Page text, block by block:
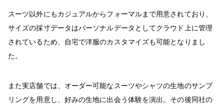
スーツ以外にもカジュアルからフォーマルまで用意されており、
サイズの採寸データはパーソナルデータとしてクラウド上に管理
されているため、自宅で洋服のカスタマイズも可能となりまし
た。
また実店舗では、オーダー可能なスーツやシャツの生地のサンプ
リングを用意し、好みの生地に出会う体験を演出。その後同社の